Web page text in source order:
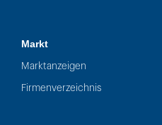
Markt
Marktanzeigen
Firmenverzeichnis